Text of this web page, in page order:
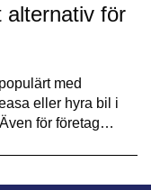
alternativ för
med
eller hyra bil i
för företag…